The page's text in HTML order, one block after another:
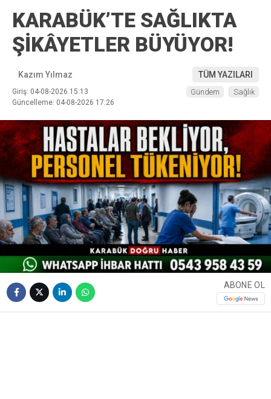
KARABÜK’TE SAĞLIKTA
ŞİKÂYETLER BÜYÜYOR!
Kazım Yılmaz TÜM YAZILARI
Giriş: 04-08-2026 15:13
Güncelleme: 04-08-2026 17:26
Gündem Sağlık
ABONE OL